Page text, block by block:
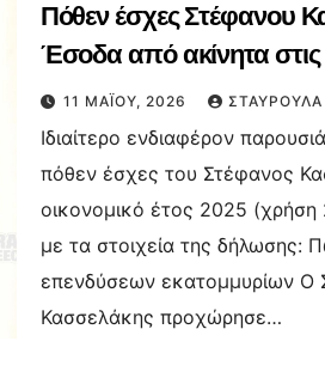
Πόθεν έσχες Στέφανου
Έσοδα από ακίνητα
πώληση επενδύσεων
11 ΜΑΪ́ΟΥ, 2026
Ιδιαίτερο ενδιαφέρον
πόθεν έσχες του Στέφανος
οικονομικό έτος 2025
με τα στοιχεία της δήλωσης:
επενδύσεων εκατομμυρίων Ο
Κασσελάκης προχώρησε…